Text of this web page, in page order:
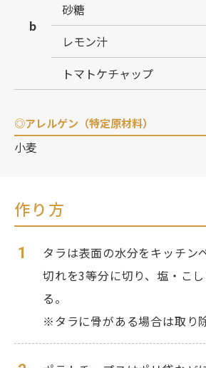
b
砂糖
レモン汁
トマトケチャップ
◎アレルゲン（特定原材料）
小麦
作り方
1
タラは表面の水分をキッチン
切れを3等分に切り、塩・こ
る。
※タラに骨がある場合は取り